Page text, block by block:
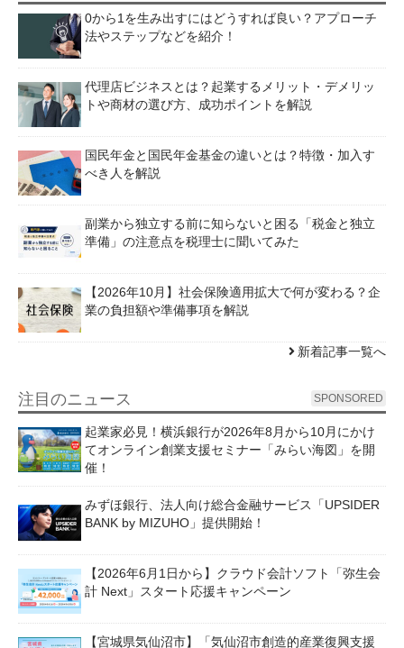
0から1を生み出すにはどうすれば良い？アプローチ
法やステップなどを紹介！
代理店ビジネスとは？起業するメリット・デメリッ
トや商材の選び方、成功ポイントを解説
国民年金と国民年金基金の違いとは？特徴・加入す
べき人を解説
副業から独立する前に知らないと困る「税金と独立
準備」の注意点を税理士に聞いてみた
【2026年10月】社会保険適用拡大で何が変わる？企
業の負担額や準備事項を解説
新着記事一覧へ
注目のニュース SPONSORED
起業家必見！横浜銀行が2026年8月から10月にかけ
てオンライン創業支援セミナー「みらい海図」を開
催！
みずほ銀行、法人向け総合金融サービス「UPSIDER
BANK by MIZUHO」提供開始！
【2026年6月1日から】クラウド会計ソフト「弥生会
計 Next」スタート応援キャンペーン
【宮城県気仙沼市】「気仙沼市創造的産業復興支援